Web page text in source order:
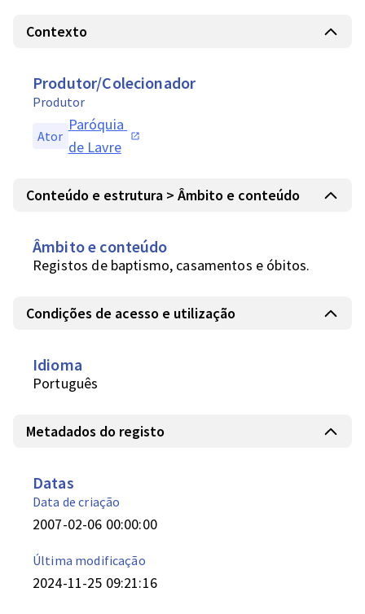
Contexto
Produtor/Colecionador
Produtor
Ator
Paróquia
de Lavre
Conteúdo e estrutura > Âmbito e conteúdo
Âmbito e conteúdo
Registos de baptismo, casamentos e óbitos.
Condições de acesso e utilização
Idioma
Português
Metadados do registo
Datas
Data de criação
2007-02-06 00:00:00
Última modificação
2024-11-25 09:21:16